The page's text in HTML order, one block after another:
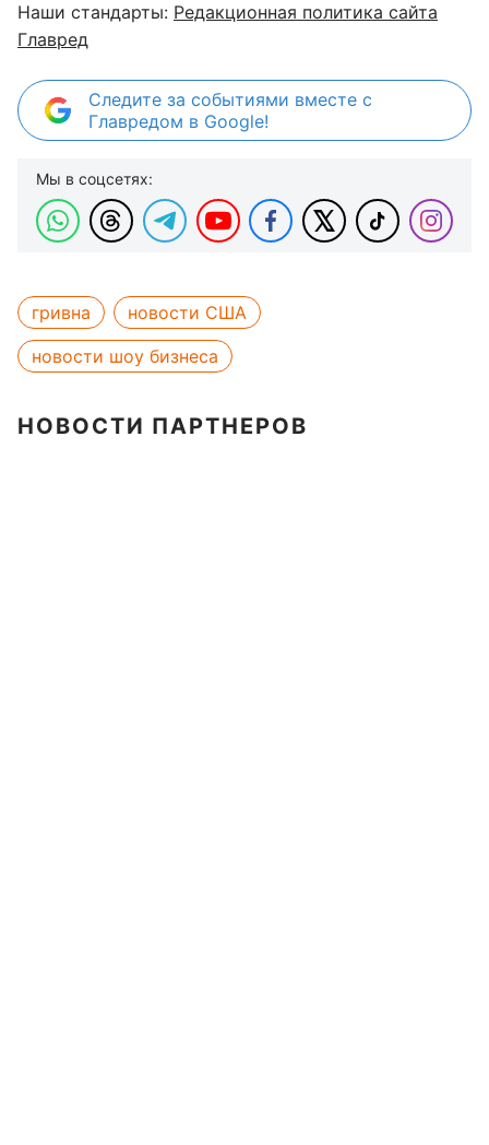
Наши стандарты: Редакционная политика сайта
Главред
Следите за событиями вместе с
Главредом в Google!
Мы в соцсетях:
гривна
новости США
новости шоу бизнеса
НОВОСТИ ПАРТНЕРОВ